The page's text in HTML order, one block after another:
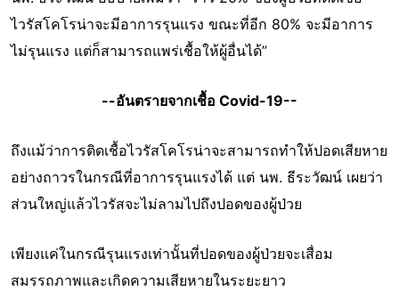
ไวรัสโคโรน่าจะมีอาการรุนแรง ขณะที่อีก 80% จะมีอาการ
ไม่รุนแรง แต่ก็สามารถแพร่เชื้อให้ผู้อื่นได้”
--อันตรายจากเชื้อ Covid-19--​
ถึงแม้ว่าการติดเชื้อไวรัสโคโรน่าจะสามารถทำให้ปอดเสียหาย
อย่างถาวรในกรณีที่อาการรุนแรงได้ แต่ นพ. ธีระวัฒน์ เผยว่า
ส่วนใหญ่แล้วไวรัสจะไม่ลามไปถึงปอดของผู้ป่วย
เพียงแค่ในกรณีรุนแรงเท่านั้นที่ปอดของผู้ป่วยจะเสื่อม
สมรรถภาพและเกิดความเสียหายในระยะยาว